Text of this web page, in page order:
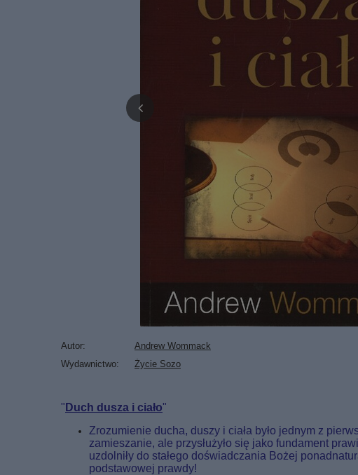
Autor
Andrew Wommack
Wydawnictwo
Życie Sozo
" Duch dusza i ciało"
Zrozumienie ducha, duszy i ciała było jednym z
zamieszanie, ale przysłużyło się jako fundament
uzdolniły do stałego doświadczania Bożej
podstawowej prawdy!